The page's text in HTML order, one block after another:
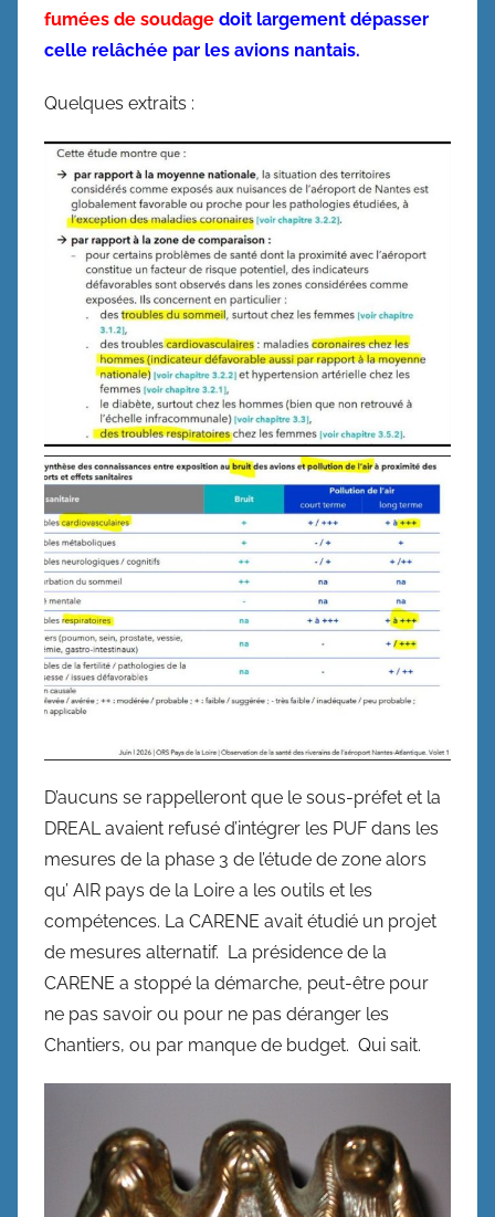
fumées de soudage doit largement dépasser
celle relâchée par les avions nantais.
Quelques extraits :
D’aucuns se rappelleront que le sous-préfet et la
DREAL avaient refusé d’intégrer les PUF dans les
mesures de la phase 3 de l’étude de zone alors
qu’ AIR pays de la Loire a les outils et les
compétences. La CARENE avait étudié un projet
de mesures alternatif. La présidence de la
CARENE a stoppé la démarche, peut-être pour
ne pas savoir ou pour ne pas déranger les
Chantiers, ou par manque de budget. Qui sait.